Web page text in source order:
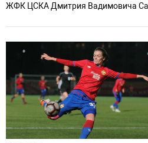
ЖФК ЦСКА Дмитрия Вадимовича